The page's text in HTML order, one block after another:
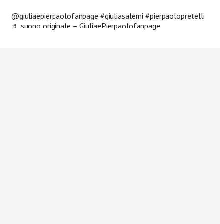
@giuliaepierpaolofanpage #giuliasalemi #pierpaolopretelli
♬ suono originale – GiuliaePierpaolofanpage